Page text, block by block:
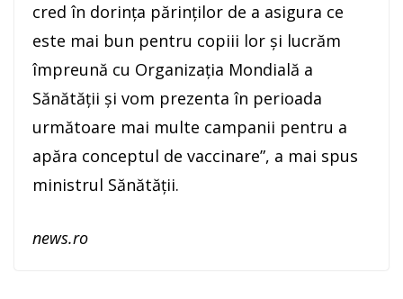
cred în dorinţa părinţilor de a asigura ce
este mai bun pentru copiii lor şi lucrăm
împreună cu Organizaţia Mondială a
Sănătăţii şi vom prezenta în perioada
următoare mai multe campanii pentru a
apăra conceptul de vaccinare”, a mai spus
ministrul Sănătăţii.
news.ro